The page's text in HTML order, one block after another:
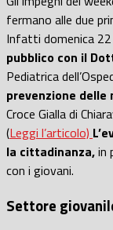
fermano alle due
Infatti domenica
pubblico con il
Pediatrica
prevenzione delle
Croce Gialla di
(Leggi l’articolo)
la cittadinanza,in
con i giovani.
Settore